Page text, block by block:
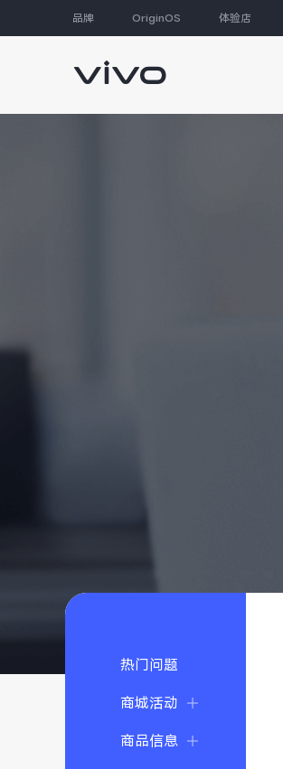
品牌 OriginOS 体验店
热门问题
商城活动
商品信息